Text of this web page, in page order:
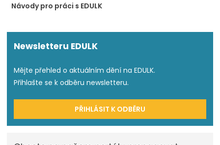
Návody pro práci s EDULK
Newsletteru EDULK
Mějte přehled o aktuálním dění na EDULK.
Přihlašte se k odběru newsletteru.
PŘIHLÁSIT K ODBĚRU